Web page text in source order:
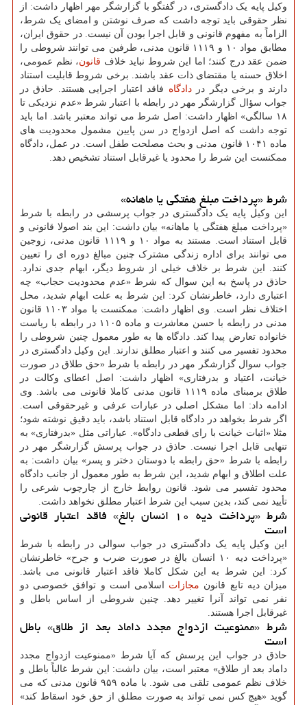
وکیل پایه یک دادگستری، در گفتگو با گزارشگر مهر اظهار داشت: از
نظر حقوقی باید توجه داشت که صرف نوشتن و امضای یک شرط،
الزاماً به مفهوم قانونی و قابل اجرا بودن آن نیست. در حقوق ایران،
مطابق مواد ۱۰ و ۱۱۱۹ قانون مدنی، طرفین می توانند شروطی را
ضمن عقد درج کنند؛ اما این شروط نباید خلاف قانون، نظم عمومی،
اخلاق حسنه یا مقتضای ذات عقد باشند. برخی شروط قابلیت استناد
دارند و برخی دیگر دردادگاه فاقد اعتبار اجرایی هستند. حاذق در
جواب سؤال گزارشگر مهر در رابطه با اعتبار شرط «عدم نزدیکی تا
۱۸ سالگی» اظهار داشت: اصل شرط می تواند معتبر باشد. اما باید
توجه داشت که اصل ازدواج در سن پایین مشمول محدودیت های
ماده ۱۰۴۱ قانون مدنی و بحث مصلحت طفل است. در عمل، دادگاه
ممکنست این شرط را محدود یا غیرقابل استناد تشخیص دهد.
شرط «پرداخت مبلغ هفتگی یا ماهانه»
این وکیل پایه یک دادگستری در جواب پرسشی در رابطه با شرط
«پرداخت مبلغ هفتگی یا ماهانه» بیان داشت: این بند اصولا قانونی و
قابل استناد است. مستند به مواد ۱۰ و ۱۱۱۹ قانون مدنی، زوجین
می توانند برای اداره زندگی مشترک چنین مبالغ دوره ای را تعیین
کنند. این شرط بر خلاف خیلی از شروط دیگر، ابهام جدی ندارد.
حاذق در پاسخ به این سوال که شرط «عدم محدودیت حجاب» چه
اعتباری دارد، خاطرنشان کرد: این شرط به علت ابهام شدید، محل
اختلاف نظر است. وی اظهار داشت: ممکنست با مواد ۱۱۰۳ قانون
مدنی در رابطه با حسن معاشرت و ماده ۱۱۰۵ در رابطه با ریاست
خانواده تعارض پیدا کند. دادگاه ها به طور معمول چنین شروطی را
محدود تفسیر می کنند و اعتبار مطلق ندارند. این وکیل دادگستری در
جواب سوال گزارشگر مهر در رابطه با شرط «حق طلاق در صورت
خیانت، اعتیاد و بدرفتاری» اظهار داشت: اصل اعطای وکالت در
طلاق برمبنای ماده ۱۱۱۹ قانون مدنی کاملا قانونی می باشد. وی
ادامه داد: اما مشکل اصلی در عبارات عرفی و غیرحقوقی است.
اگر شرط بخواهد در دادگاه قابل استناد باشد، باید دقیق نوشته شود؛
مثلا «اثبات خیانت با رای قطعی دادگاه». عباراتی مثل «بدرفتاری» به
تنهایی قابل اجرا نیست. حاذق در جواب پرسش گزارشگر مهر در
رابطه با شرط «حق رابطه با دوستان دختر و پسر» بیان داشت: به
علت اطلاق و ابهام شدید، این شرط به طور معمول از جانب دادگاه
محدود تفسیر می شود. قانون روابط خارج از چارچوب شرعی را
تأیید نمی کند، بدین سبب این شرط اعتبار مطلق نخواهد داشت.
شرط «پرداخت دیه ۱۰ انسان بالغ» فاقد اعتبار قانونی
است
این وکیل پایه یک دادگستری در جواب سوالی در رابطه با شرط
«پرداخت دیه ۱۰ انسان بالغ در صورت ضرب و جرح» خاطرنشان
کرد: این شرط به این شکل کاملا فاقد اعتبار قانونی می باشد.
میزان دیه تابع قانون مجازات اسلامی است و توافق خصوصی دو
نفر نمی تواند آنرا تغییر دهد. چنین شروطی از اساس باطل و
غیرقابل اجرا هستند.
شرط «ممنوعیت ازدواج مجدد داماد بعد از طلاق» باطل
است
حاذق در جواب این پرسش که آیا شرط «ممنوعیت ازدواج مجدد
داماد بعد از طلاق» معتبر است، بیان داشت: این شرط غالباً باطل و
خلاف نظم عمومی تلقی می شود. با ماده ۹۵۹ قانون مدنی که می
گوید «هیچ کس نمی تواند به صورت مطلق از حق خود اسقاط کند»